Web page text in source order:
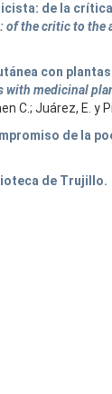
de la
of the critic to the
con
medicinal
C.; Juárez, E. y
de la
de Trujillo.